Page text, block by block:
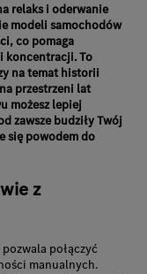
relaks i oderwanie
modeli samochodów
co pomaga
koncentracji. To
na temat historii
przestrzeni lat
możesz lepiej
zawsze budziły Twój
się powodem do
z
połączyć
manualnych.